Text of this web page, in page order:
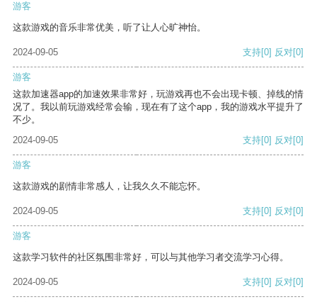
游客
这款游戏的音乐非常优美，听了让人心旷神怡。
2024-09-05 支持[0] 反对[0]
游客
这款加速器app的加速效果非常好，玩游戏再也不会出现卡顿、掉线的情
况了。我以前玩游戏经常会输，现在有了这个app，我的游戏水平提升了
不少。
2024-09-05
支持[0] 反对[0]
游客
这款游戏的剧情非常感人，让我久久不能忘怀。
2024-09-05 支持[0] 反对[0]
游客
这款学习软件的社区氛围非常好，可以与其他学习者交流学习心得。
2024-09-05 支持[0] 反对[0]